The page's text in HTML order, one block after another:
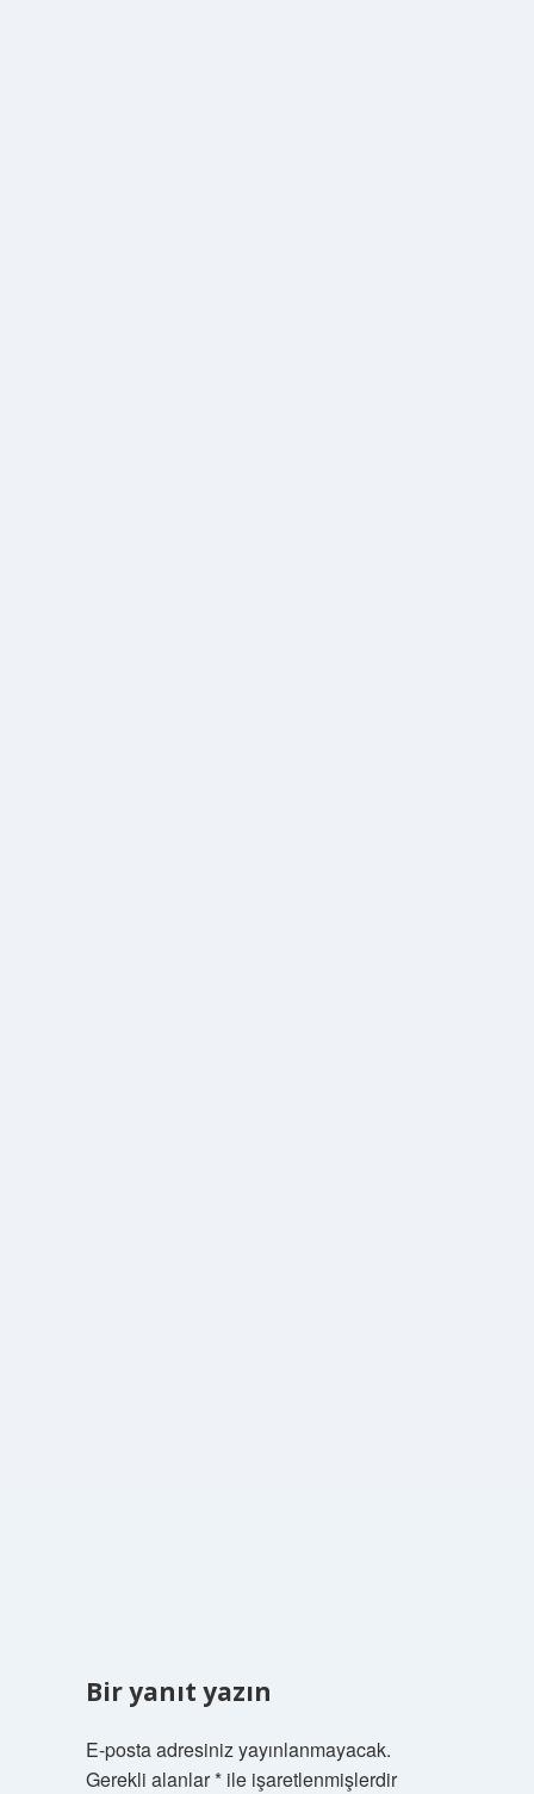
Bir yanıt yazın
E-posta adresiniz yayınlanmayacak.
Gerekli alanlar*ile işaretlenmişlerdir